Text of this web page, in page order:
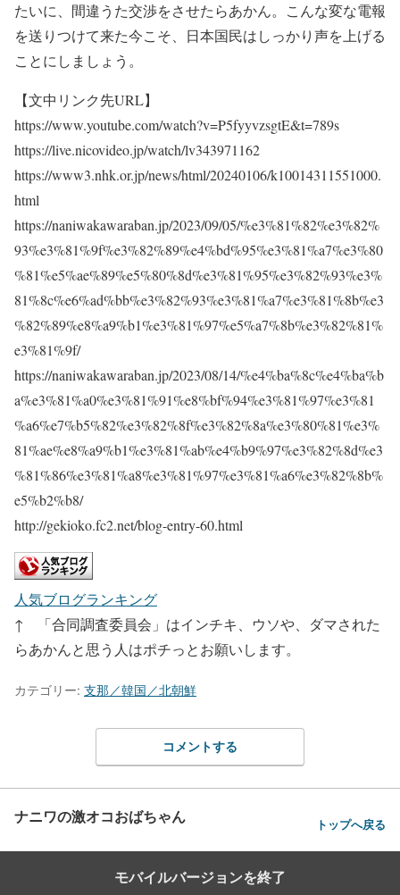
たいに、間違うた交渉をさせたらあかん。こんな変な電報
を送りつけて来た今こそ、日本国民はしっかり声を上げる
ことにしましょう。
【文中リンク先URL】
https://www.youtube.com/watch?v=P5fyyvzsgtE&t=789s
https://live.nicovideo.jp/watch/lv343971162
https://www3.nhk.or.jp/news/html/20240106/k10014311551000.
html
https://naniwakawaraban.jp/2023/09/05/%e3%81%82%e3%82%
93%e3%81%9f%e3%82%89%e4%bd%95%e3%81%a7%e3%80
%81%e5%ae%89%e5%80%8d%e3%81%95%e3%82%93%e3%
81%8c%e6%ad%bb%e3%82%93%e3%81%a7%e3%81%8b%e3
%82%89%e8%a9%b1%e3%81%97%e5%a7%8b%e3%82%81%
e3%81%9f/
https://naniwakawaraban.jp/2023/08/14/%e4%ba%8c%e4%ba%b
a%e3%81%a0%e3%81%91%e8%bf%94%e3%81%97%e3%81
%a6%e7%b5%82%e3%82%8f%e3%82%8a%e3%80%81%e3%
81%ae%e8%a9%b1%e3%81%ab%e4%b9%97%e3%82%8d%e3
%81%86%e3%81%a8%e3%81%97%e3%81%a6%e3%82%8b%
e5%b2%b8/
http://gekioko.fc2.net/blog-entry-60.html
人気ブログランキング
↑ 「合同調査委員会」はインチキ、ウソや、ダマされた
らあかんと思う人はポチっとお願いします。
カテゴリー: 支那／韓国／北朝鮮
コメントする
ナニワの激オコおばちゃん トップへ戻る
モバイルバージョンを終了